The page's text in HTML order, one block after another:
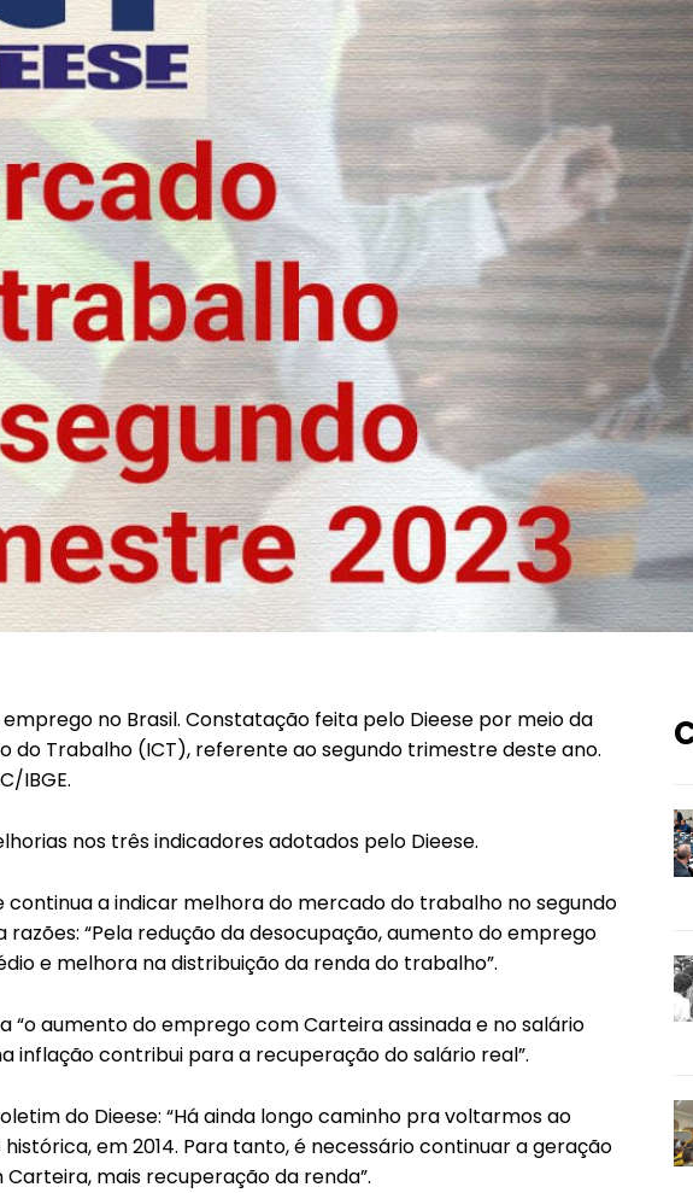
no Brasil. Constatação feita pelo Dieese por meio da
do Trabalho (ICT), referente ao segundo trimestre deste ano.
IBGE.
nos três indicadores adotados pelo Dieese.
continua a indicar melhora do mercado do trabalho no segundo
razões: “Pela redução da desocupação, aumento do emprego
e melhora na distribuição da renda do trabalho”.
“o aumento do emprego com Carteira assinada e no salário
inflação contribui para a recuperação do salário real”.
do Dieese: “Há ainda longo caminho pra voltarmos ao
em 2014. Para tanto, é necessário continuar a geração
mais recuperação da renda”.